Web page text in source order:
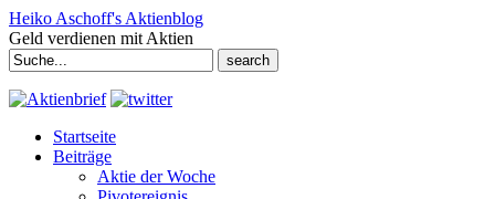
Heiko Aschoff's Aktienblog
Geld verdienen mit Aktien
Search
for:
Startseite
Beiträge
Aktie der Woche